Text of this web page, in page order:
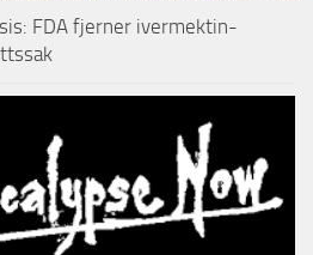
FDA fjerner ivermektin-